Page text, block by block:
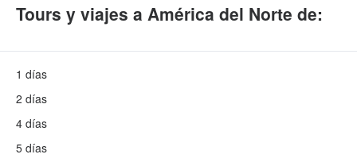
Tours y viajes a América del Norte de:
1 días
2 días
4 días
5 días